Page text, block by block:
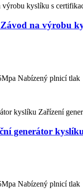
na výrobu
Nabízený plnicí tlak
generátor
Nabízený plnicí tlak